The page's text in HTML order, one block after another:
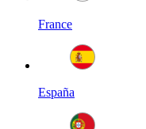
France
España